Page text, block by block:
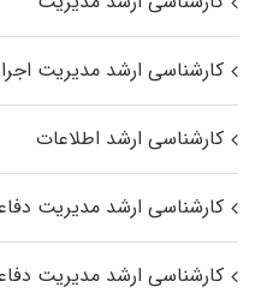
کارشناسی ارشد مدیریت
کارشناسی ارشد اطلاعات
کارشناسی ارشد مدیریت
کارشناسی ارشد مدیریت